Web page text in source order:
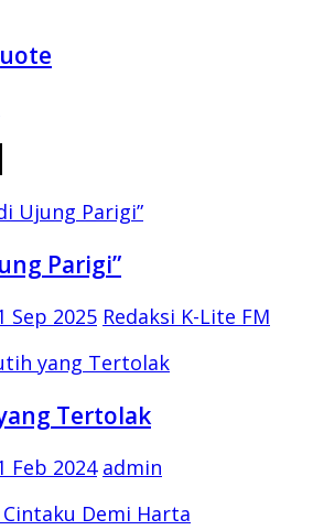
Parigi”
Sep 2025 Redaksi K-Lite FM
Tertolak
Feb 2024 admin